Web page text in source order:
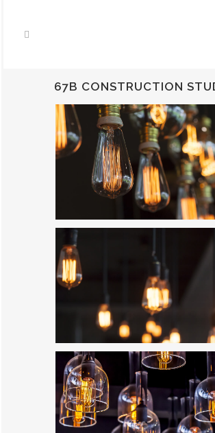
67B CONSTRUCTION